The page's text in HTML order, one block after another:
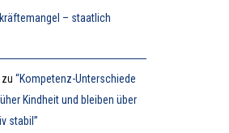
– staatlich
zu“Kompetenz-Unterschiede
Kindheit und bleiben über
stabil”